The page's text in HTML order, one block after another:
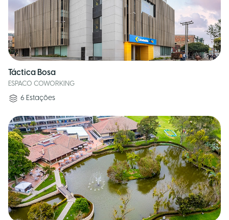
Táctica Bosa
ESPACO COWORKING
6 Estações